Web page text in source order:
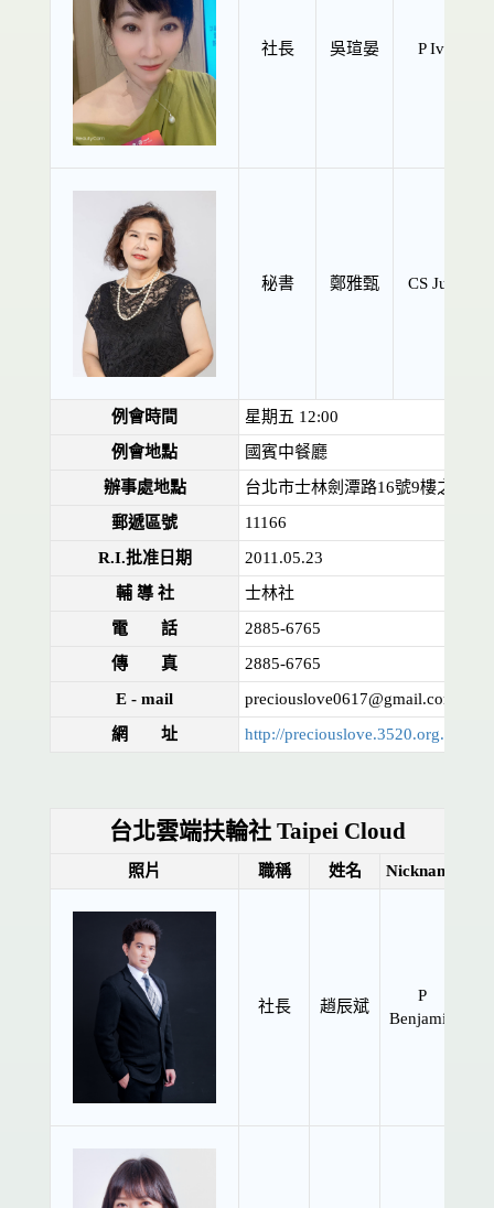
社長 吳瑄晏 P Ivy
秘書 鄭雅甄 CS Julia
例會時間
星期五 12:00
例會地點
國賓中餐廳
辦事處地點
台北市士林劍潭路16號9樓之1
郵遞區號
11166
R.I.批准日期
2011.05.23
輔 導 社
士林社
電 話
2885-6765
傳 真
2885-6765
E - mail
preciouslove0617@gmail.com
網 址
http://preciouslove.3520.org.tw/
台北雲端扶輪社 Taipei Cloud
照片 職稱 姓名 Nickname
社長 趙辰斌
P
Benjamin